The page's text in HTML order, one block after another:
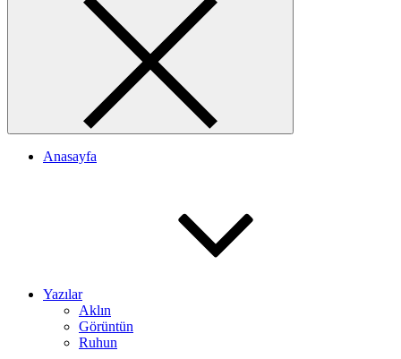
Anasayfa
Yazılar
Aklın
Görüntün
Ruhun